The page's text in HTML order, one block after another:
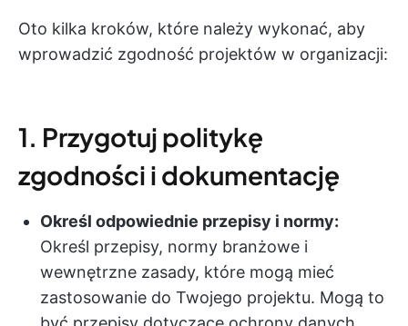
Oto kilka kroków, które należy wykonać, aby
wprowadzić zgodność projektów w organizacji:
1. Przygotuj politykę
zgodności i dokumentację
Określ odpowiednie przepisy i normy:
Określ przepisy, normy branżowe i
wewnętrzne zasady, które mogą mieć
zastosowanie do Twojego projektu. Mogą to